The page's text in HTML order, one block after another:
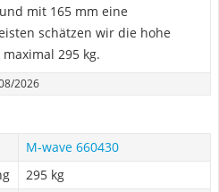
mit 165 mm eine
schätzen wir die hohe
295 kg.
2026
M-wave 660430
295 kg